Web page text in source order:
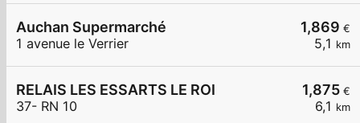
1,869 €
5,1 km
Auchan Supermarché
1 avenue le Verrier
1,875 €
6,1 km
RELAIS LES ESSARTS LE ROI
37- RN 10